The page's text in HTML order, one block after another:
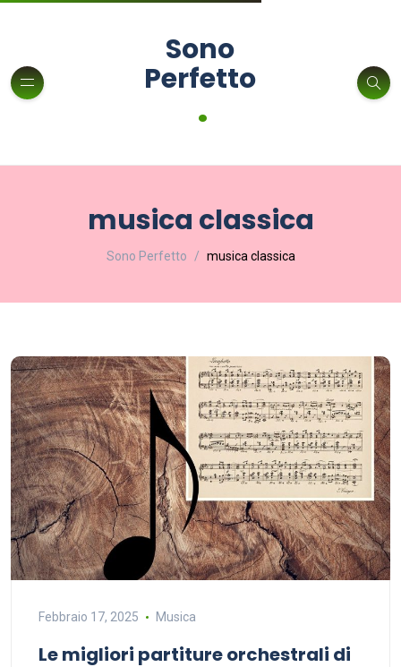
Sono
Perfetto
.
musica classica
Sono Perfetto musica classica
Febbraio 17, 2025 Musica
Le migliori partiture orchestrali di